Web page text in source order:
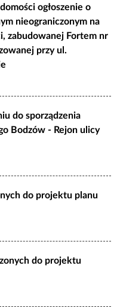
ogłoszenie o
nieograniczonym na
zabudowanej Fortem nr
przy ul.
do sporządzenia
Bodzów - Rejon ulicy
do projektu planu
do projektu